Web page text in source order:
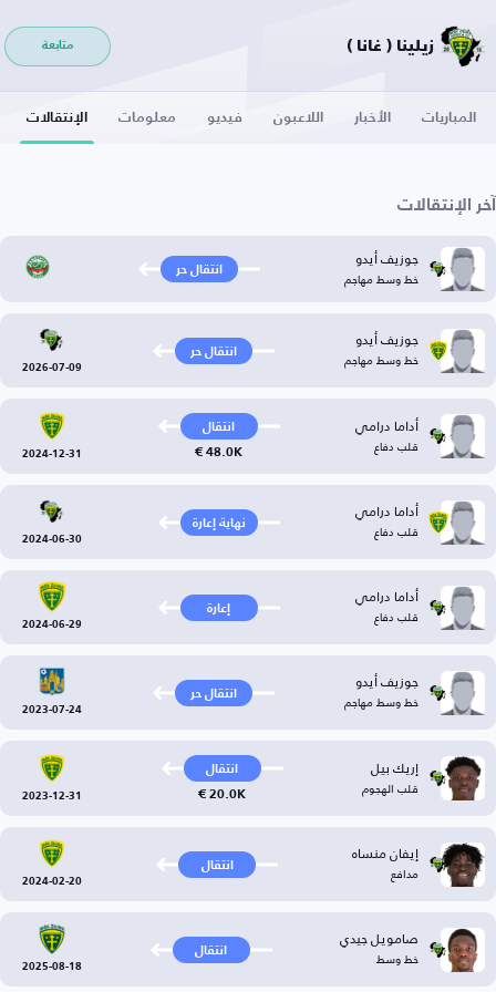
زيلينا ( غانا ) متابعة
المباريات الأخبار اللاعبون فيديو معلومات الإنتقالات
آخر الإنتقالات
جوزيف أيدو
خط وسط مهاجم انتقال حر
جوزيف أيدو
خط وسط مهاجم انتقال حر
2026-07-09
أداما درامي
قلب دفاع
انتقال
48.0K €
2024-12-31
أداما درامي
قلب دفاع نهاية إعارة
2024-06-30
أداما درامي
قلب دفاع إعارة
2024-06-29
جوزيف أيدو
خط وسط مهاجم انتقال حر
2023-07-24
إريك بيل
قلب الهجوم
انتقال
20.0K €
2023-12-31
إيفان منساه
مدافع انتقال
2024-02-20
صامويل جيدي
خط وسط انتقال
2025-08-18